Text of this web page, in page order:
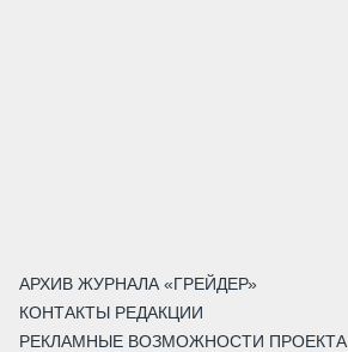
АРХИВ ЖУРНАЛА «ГРЕЙДЕР»
КОНТАКТЫ РЕДАКЦИИ
РЕКЛАМНЫЕ ВОЗМОЖНОСТИ ПРОЕКТА